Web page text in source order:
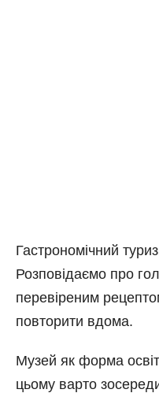
Гастрономічний
Розповідаємо про
перевіреним
повторити вдома.
Музей як форма
цьому варто